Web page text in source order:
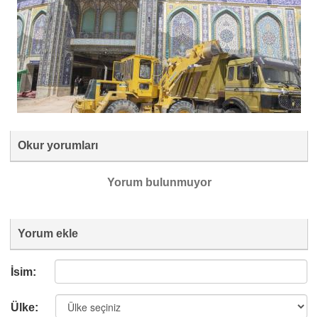
Okur yorumları
Yorum bulunmuyor
Yorum ekle
İsim:
Ülke: